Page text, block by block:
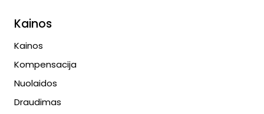
Kainos
Kainos
Kompensacija
Nuolaidos
Draudimas